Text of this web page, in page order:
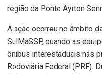
região da Ponte Ayrton
A ação ocorreu no âmbito
SulMaSSP, quando as
ônibus interestaduais nas
Rodoviária Federal (PRF).